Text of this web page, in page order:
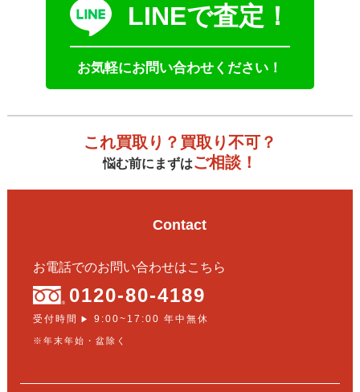
LINEで査定！
お気軽にお問い合わせください！
これ買取り？買取り不可？
悩む前にまずはご相談！
Contact
お電話でのお問い合わせはこちら
0120-80-4189
受付時間 ▶ 9:00~17:00 年中無休
※年末年始・盆除く